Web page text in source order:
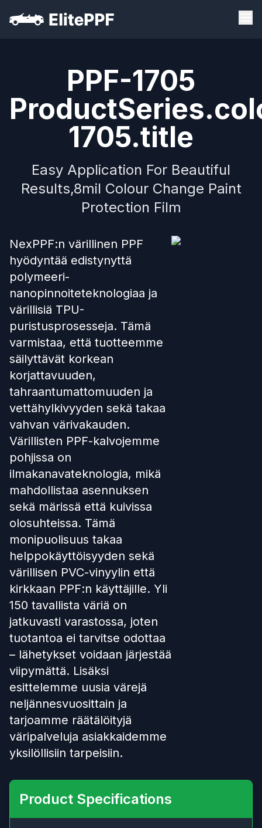
PPF-1705
1705.title
Easy Application For Beautiful
Results,8mil Colour Change Paint
Protection Film
NexPPF:n värillinen PPF
hyödyntää edistynyttä
polymeeri-
nanopinnoiteteknologiaa ja
värillisiä TPU-
puristusprosesseja. Tämä
varmistaa, että tuotteemme
säilyttävät korkean
korjattavuuden,
tahraantumattomuuden ja
vettähylkivyyden sekä takaa
vahvan värivakauden.
Värillisten PPF-kalvojemme
pohjissa on
ilmakanavateknologia, mikä
mahdollistaa asennuksen
sekä märissä että kuivissa
olosuhteissa. Tämä
monipuolisuus takaa
helppokäyttöisyyden sekä
värillisen PVC-vinyylin että
kirkkaan PPF:n käyttäjille. Yli
150 tavallista väriä on
jatkuvasti varastossa, joten
tuotantoa ei tarvitse odottaa
– lähetykset voidaan järjestää
viipymättä. Lisäksi
esittelemme uusia värejä
neljännesvuosittain ja
tarjoamme räätälöityjä
väripalveluja asiakkaidemme
yksilöllisiin tarpeisiin.
Product Specifications